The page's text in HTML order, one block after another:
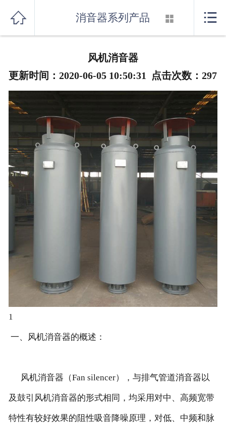

关于我们
新闻资讯
行业知识
厂房设备
联系我们
 消音器系列产品  
风机消音器
更新时间：2020-06-05 10:50:31 点击次数：297
1
一、风机消音器的概述：
风机消音器（Fan silencer），与排气管道消音器以
及鼓引风机消音器的形式相同，均采用对中、高频宽带
特性有较好效果的阻性吸音降噪原理，对低、中频和脉